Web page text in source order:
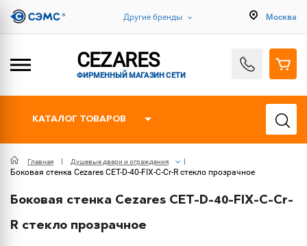
Другие бренды Москва
CEZARES
ФИРМЕННЫЙ МАГАЗИН СЕТИ
КАТАЛОГ ТОВАРОВ
Главная Душевые двери и ограждения
Боковая стенка Cezares CET-D-40-FIX-C-Cr-R стекло прозрачное
Боковая стенка Cezares CET-D-40-FIX-C-Cr-
R стекло прозрачное